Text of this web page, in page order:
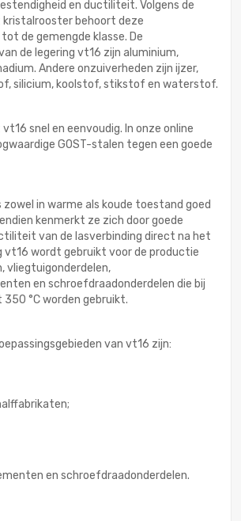
en ductiliteit. Volgens de
behoort deze
de gemengde klasse. De
de legering vt16 zijn aluminium,
Andere onzuiverheden zijn ijzer,
silicium, koolstof, stikstof en waterstof.
snel en eenvoudig. In onze online
GOST-stalen tegen een goede
zowel in warme als koude toestand goed
kenmerkt ze zich door goede
van de lasverbinding direct na het
vt16 wordt gebruikt voor de productie
vliegtuigonderdelen,
en schroefdraadonderdelen die bij
°C worden gebruikt.
van vt16 zijn:
en schroefdraadonderdelen.